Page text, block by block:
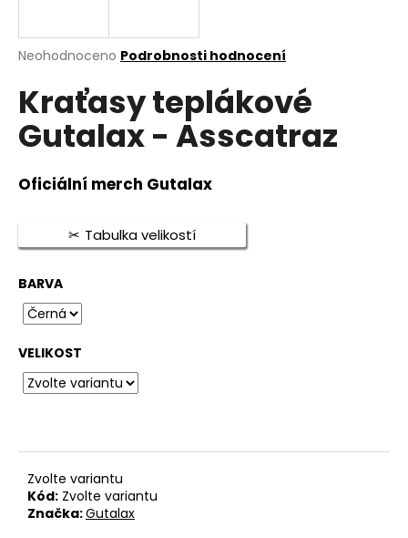
Průměrné
produktu
je
0,0
z
hvězdiček.
Neohodnoceno Podrobnosti hodnocení
Kraťasy teplákové
Gutalax - Asscatraz
Oficiální merch Gutalax
Tabulka velikostí
BARVA
VELIKOST
Zvolte variantu
Kód: Zvolte variantu
Značka:Gutalax
j
í
t
?
D
o
p
o
r
u
j
e
m
e